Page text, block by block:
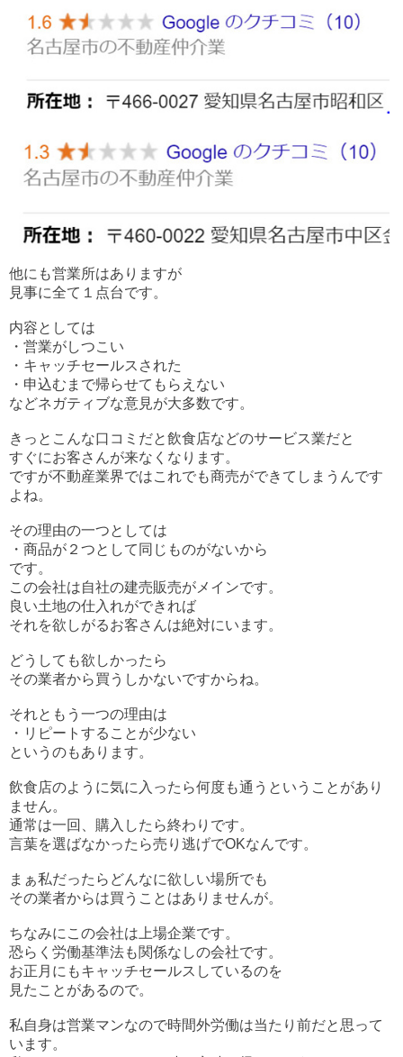
他にも営業所はありますが
見事に全て１点台です。
内容としては
・営業がしつこい
・キャッチセールスされた
・申込むまで帰らせてもらえない
などネガティブな意見が大多数です。
きっとこんな口コミだと飲食店などのサービス業だと
すぐにお客さんが来なくなります。
ですが不動産業界ではこれでも商売ができてしまうんです
よね。
その理由の一つとしては
・商品が２つとして同じものがないから
です。
この会社は自社の建売販売がメインです。
良い土地の仕入れができれば
それを欲しがるお客さんは絶対にいます。
どうしても欲しかったら
その業者から買うしかないですからね。
それともう一つの理由は
・リピートすることが少ない
というのもあります。
飲食店のように気に入ったら何度も通うということがあり
ません。
通常は一回、購入したら終わりです。
言葉を選ばなかったら売り逃げでOKなんです。
まぁ私だったらどんなに欲しい場所でも
その業者からは買うことはありませんが。
ちなみにこの会社は上場企業です。
恐らく労働基準法も関係なしの会社です。
お正月にもキャッチセールスしているのを
見たことがあるので。
私自身は営業マンなので時間外労働は当たり前だと思って
います。